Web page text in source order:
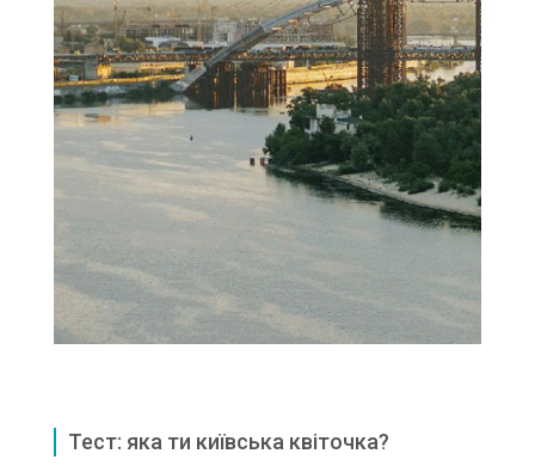
Тест: яка ти київська квіточка?